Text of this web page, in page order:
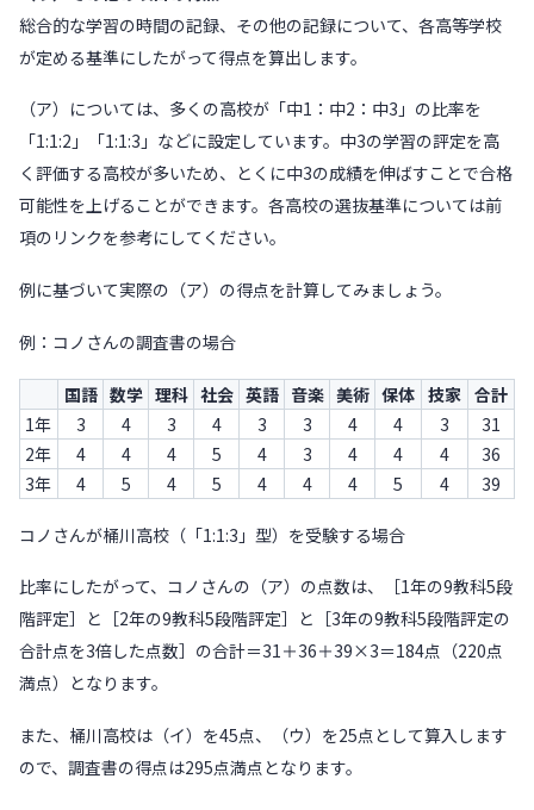
総合的な学習の時間の記録、その他の記録について、各高等学校
が定める基準にしたがって得点を算出します。
（ア）については、多くの高校が「中1：中2：中3」の比率を
「1:1:2」「1:1:3」などに設定しています。中3の学習の評定を高
く評価する高校が多いため、とくに中3の成績を伸ばすことで合格
可能性を上げることができます。各高校の選抜基準については前
項のリンクを参考にしてください。
例に基づいて実際の（ア）の得点を計算してみましょう。
例：コノさんの調査書の場合
国語 数学 理科 社会 英語 音楽 美術 保体 技家 合計
1年
3 4 3 4 3 3 4 4 3
31
2年
4 4 4 5 4 3 4 4 4
36
3年
4 5 4 5 4 4 4 5 4 39
コノさんが桶川高校（「1:1:3」型）を受験する場合
比率にしたがって、コノさんの（ア）の点数は、［1年の9教科5段
階評定］と［2年の9教科5段階評定］と［3年の9教科5段階評定の
合計点を3倍した点数］の合計＝31＋36＋39×3＝184点（220点
満点）となります。
また、桶川高校は（イ）を45点、（ウ）を25点として算入します
ので、調査書の得点は295点満点となります。